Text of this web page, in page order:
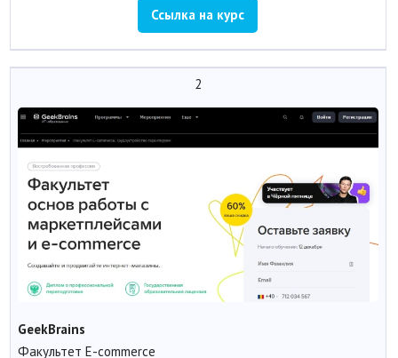
Ссылка на курс
2
GeekBrains
Факультет E-commerce